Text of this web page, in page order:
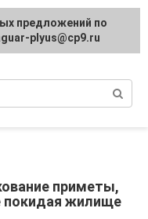
семейства
приметы,
покидая жилище
предложений по
plyus@cp9.ru